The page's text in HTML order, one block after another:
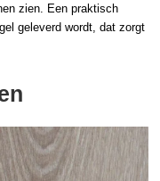
zien. Een praktisch
geleverd wordt, dat zorgt